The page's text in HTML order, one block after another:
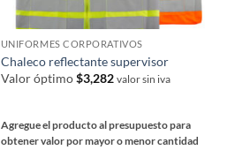
UNIFORMES CORPORATIVOS
Chaleco reflectante supervisor
Valor óptimo$3,282 valor sin iva
Agregue el producto al presupuesto para
obtener valor por mayor o menor cantidad